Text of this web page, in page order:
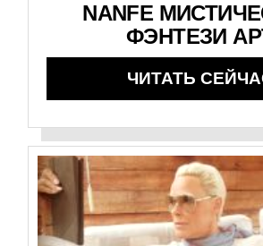
NANFE
ФЭНТЕЗИ
ЧИТАТЬ